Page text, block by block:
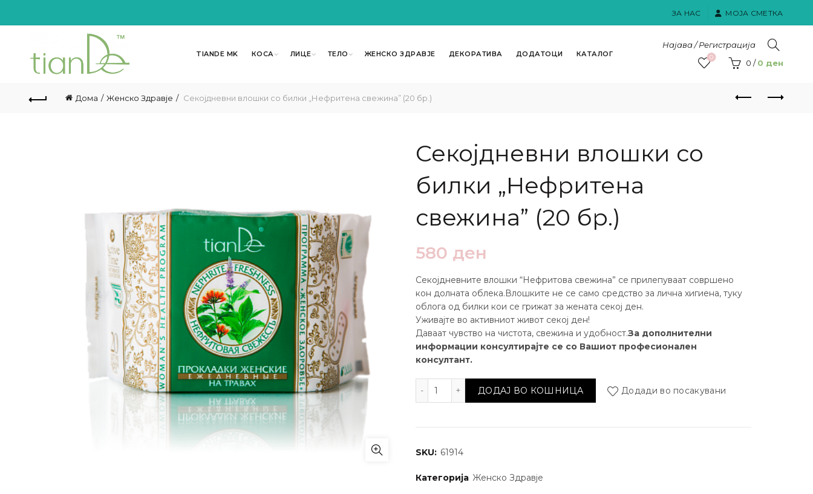
ЗА НАС МОЈА СМЕТКА
TIANDE MK КОСА ЛИЦЕ ТЕЛО ЖЕНСКО ЗДРАВЈЕ ДЕКОРАТИВА ДОДАТОЦИ КАТАЛОГ
Најава / Регистрација
0
0 / 0 ден
Дома Женско Здравје Секојдневни влошки со билки „Нефритена свежина” (20 бр.)
Секојдневни влошки со
билки „Нефритена
свежина” (20 бр.)
580 ден
Секојдневните влошки “Нефритова свежина” се прилепуваат совршено
кон долната облека.Влошките не се само средство за лична хигиена, туку
облога од билки кои се грижат за жената секој ден.
Уживајте во активниот живот секој ден!
Даваат чувство на чистота, свежина и удобност.За дополнителни
информации консултирајте се со Вашиот професионален
консултант.
Секојдневни влошки со билки „Нефритена свежина” (20 бр.) количина
ДОДАЈ ВО КОШНИЦА Додади во посакувани
SKU: 61914
Категорија Женско Здравје